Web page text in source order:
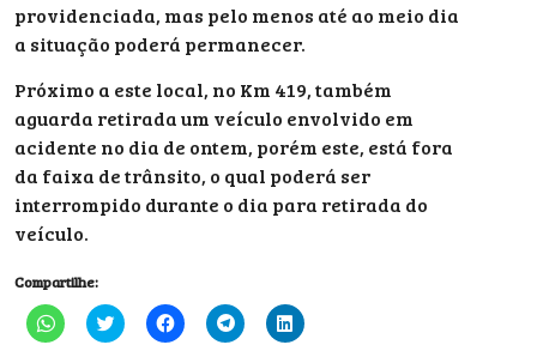
providenciada, mas pelo menos até ao meio dia
a situação poderá permanecer.
Próximo a este local, no Km 419, também
aguarda retirada um veículo envolvido em
acidente no dia de ontem, porém este, está fora
da faixa de trânsito, o qual poderá ser
interrompido durante o dia para retirada do
veículo.
Compartilhe:
Clique
para
Clique
para
Clique
para
Clique
para
Clique
para